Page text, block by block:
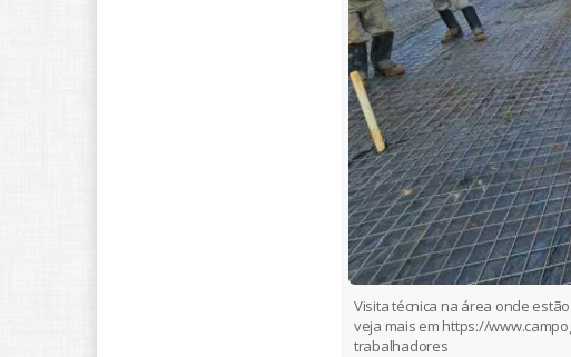
Visita técnica na área onde
veja mais em https://
trabalhadores